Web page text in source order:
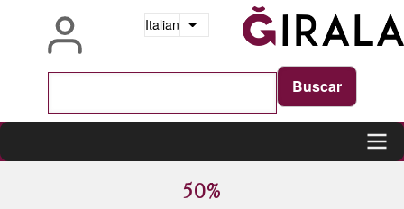
Italian Mostra ulteriori azioni
50%